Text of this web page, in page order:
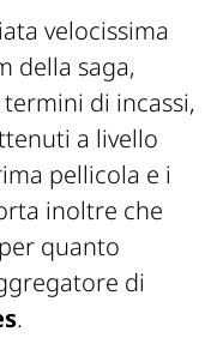
velocissima
della saga,
di incassi,
a livello
pellicola e i
inoltre che
quanto
di
.